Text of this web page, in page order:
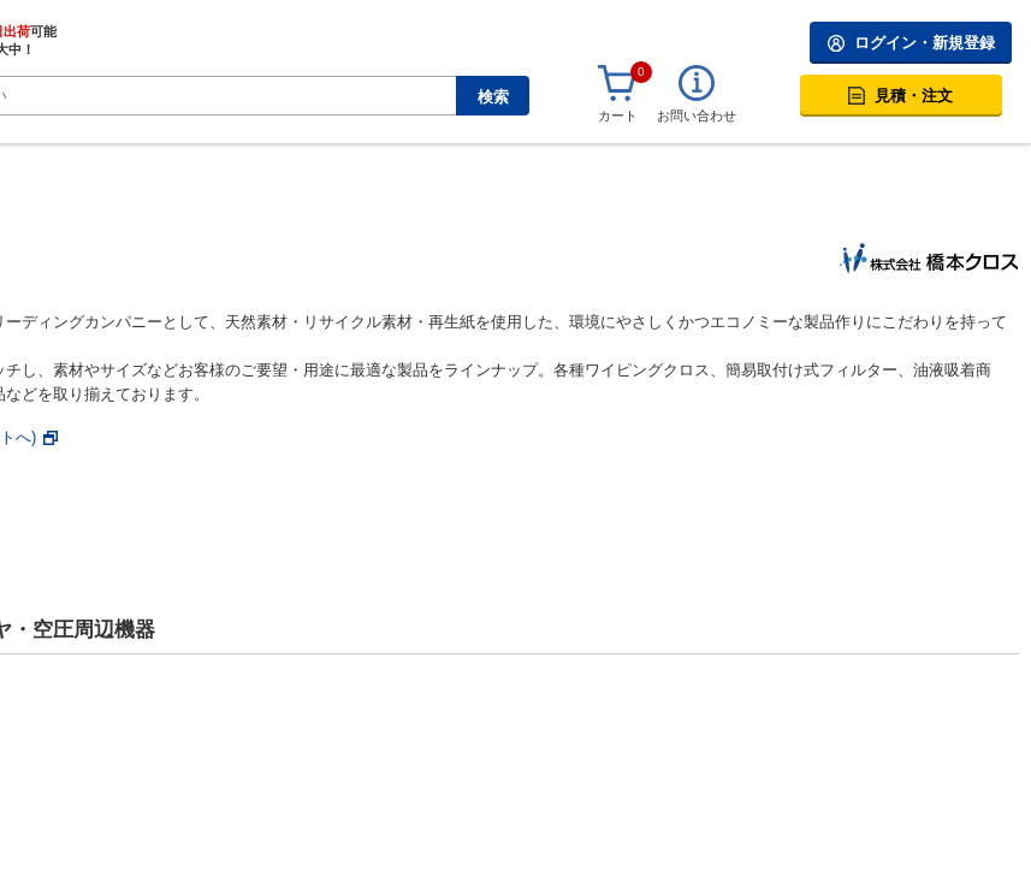
出荷
中！
検索
ログイン・新規登録
0
カート お問い合わせ
見積・注文
ディングカンパニーとして、天然素材・リサイクル素材・再生紙を使用した、環境にやさしくかつエコノミーな製品作りにこだわりを持って
し、素材やサイズなどお客様のご要望・用途に最適な製品をラインナップ。各種ワイピングクロス、簡易取付け式フィルター、油液吸着商
どを取り揃えております。
へ)
・空圧周辺機器